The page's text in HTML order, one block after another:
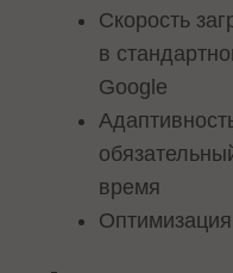
Скорость
в
Google
время